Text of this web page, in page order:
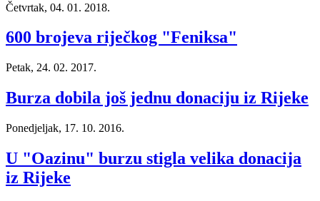
Četvrtak, 04. 01. 2018.
600 brojeva riječkog "Feniksa"
Petak, 24. 02. 2017.
Burza dobila još jednu donaciju iz Rijeke
Ponedjeljak, 17. 10. 2016.
U "Oazinu" burzu stigla velika donacija
iz Rijeke